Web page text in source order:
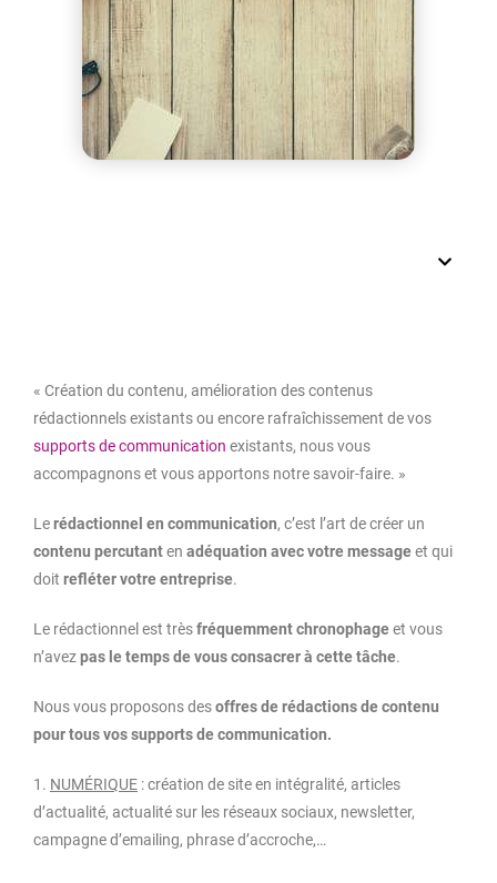
« Création du contenu, amélioration des contenus
rédactionnels existants ou encore rafraîchissement de vos
supports de communication existants, nous vous
accompagnons et vous apportons notre savoir-faire. »
Lerédactionnel en communication, c’est l’art de créer un
contenu percutanten adéquation avec votre messageet qui
doit refléter votre entreprise.
Le rédactionnel est trèsfréquemment chronophageet vous
n’avezpas le temps de vous consacrer à cette tâche.
Nous vous proposons desoffres de rédactions de contenu
pour tous vos supports de communication.
1. NUMÉRIQUE : création de site en intégralité, articles
d’actualité, actualité sur les réseaux sociaux, newsletter,
campagne d’emailing, phrase d’accroche,…